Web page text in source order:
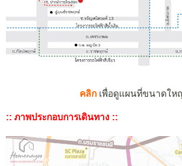
คลิก เพื่อดูแผนที่ขนาดให
:: ภาพประกอบการเดินทาง ::